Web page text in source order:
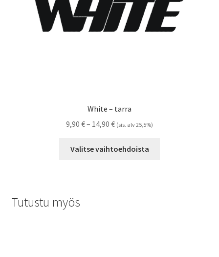
White – tarra
9,90 €– 14,90 €Hintaluokka:
-
(sis. alv 25,5%)
Valitse vaihtoehdoista
Tutustu myös